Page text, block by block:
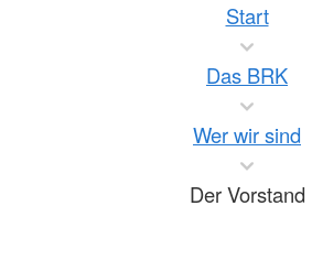
Start
Das BRK
Wer wir sind
Der Vorstand